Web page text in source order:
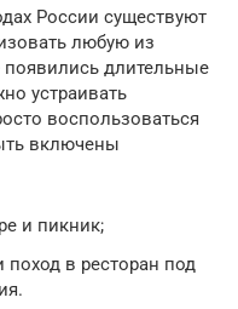
России существуют
любую из
появились длительные
устраивать
воспользоваться
включены
и пикник;
поход в ресторан под